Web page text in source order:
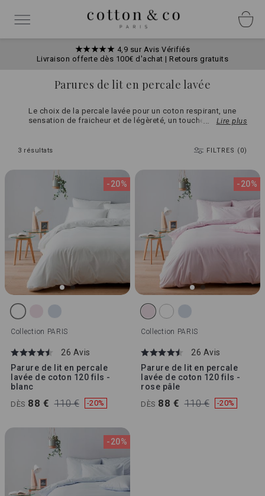
contenu
Basculer
★★★★★ 4,9 sur Avis Vérifiés
Livraison offerte dès 100€ d'achat | Retours gratuits
Parures de lit en percale lavée
Le choix de la percale lavée pour un coton respirant, une
sensation de fraicheur et de légèreté, un toucher doux et
Lire plus
3 résultats FILTRES (0)
-20%
Collection PARIS
26 Avis
Parure de lit en percale
lavée de coton 120 fils -
blanc
DÈS 88 € 110 € -20%
-20%
Collection PARIS
26 Avis
Parure de lit en percale
lavée de coton 120 fils -
rose pâle
DÈS 88 € 110 € -20%
-20%